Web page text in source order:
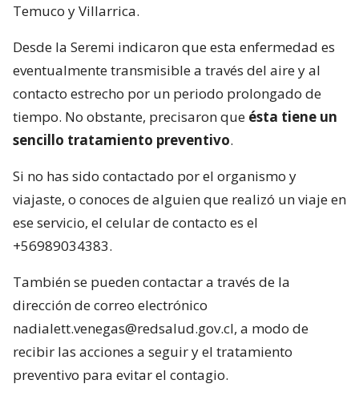
Temuco y Villarrica.
Desde la Seremi indicaron que esta enfermedad es
eventualmente transmisible a través del aire y al
contacto estrecho por un periodo prolongado de
tiempo. No obstante, precisaron que ésta tiene un
sencillo tratamiento preventivo.
Si no has sido contactado por el organismo y
viajaste, o conoces de alguien que realizó un viaje en
ese servicio, el celular de contacto es el
+56989034383.
También se pueden contactar a través de la
dirección de correo electrónico
nadialett.venegas@redsalud.gov.cl, a modo de
recibir las acciones a seguir y el tratamiento
preventivo para evitar el contagio.